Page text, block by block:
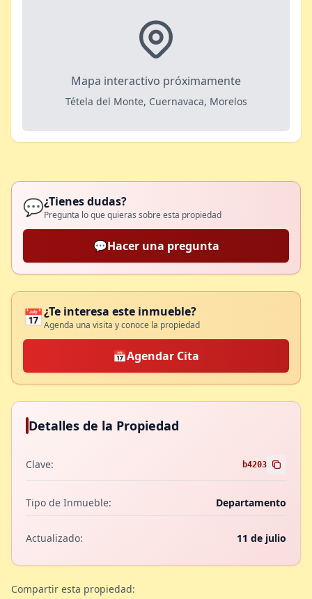
Mapa interactivo próximamente
Tétela del Monte, Cuernavaca, Morelos
💬¿Tienes dudas?
Pregunta lo que quieras sobre esta propiedad
💬Hacer una pregunta
📅¿Te interesa este inmueble?
Agenda una visita y conoce la propiedad
📅Agendar Cita
Detalles de la Propiedad
Clave: b4203
Tipo de Inmueble: Departamento
Actualizado: 11 de julio
Compartir esta propiedad: